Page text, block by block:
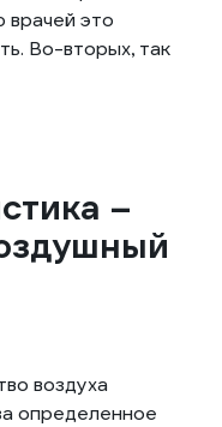
врачей это
Во-вторых, так
–
воздуха
определенное